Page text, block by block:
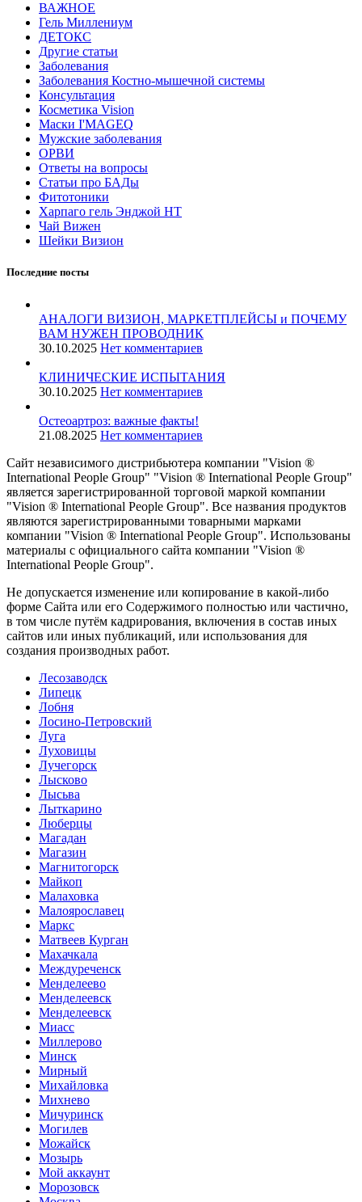
ВАЖНОЕ
Гель Миллениум
ДЕТОКС
Другие статьи
Заболевания
Заболевания Костно-мышечной системы
Консультация
Косметика Vision
Маски I'MAGEQ
Мужские заболевания
ОРВИ
Ответы на вопросы
Статьи про БАДы
Фитотоники
Харпаго гель Энджой НТ
Чай Вижен
Шейки Визион
Последние посты
АНАЛОГИ ВИЗИОН, МАРКЕТПЛЕЙСЫ и ПОЧЕМУ
ВАМ НУЖЕН ПРОВОДНИК
30.10.2025 Нет комментариев
КЛИНИЧЕСКИЕ ИСПЫТАНИЯ
30.10.2025 Нет комментариев
️Остеоартроз: важные факты!
21.08.2025 Нет комментариев
Сайт независимого дистрибьютера компании "Vision ®
International People Group" "Vision ® International People Group"
является зарегистрированной торговой маркой компании
"Vision ® International People Group". Все названия продуктов
являются зарегистрированными товарными марками
компании "Vision ® International People Group". Использованы
материалы с официального сайта компании "Vision ®
International People Group".
Не допускается изменение или копирование в какой-либо
форме Сайта или его Содержимого полностью или частично,
в том числе путём кадрирования, включения в состав иных
сайтов или иных публикаций, или использования для
создания производных работ.
Лесозаводск
Липецк
Лобня
Лосино-Петровский
Луга
Луховицы
Лучегорск
Лысково
Лысьва
Лыткарино
Люберцы
Магадан
Магазин
Магнитогорск
Майкоп
Малаховка
Малоярославец
Маркс
Матвеев Курган
Махачкала
Междуреченск
Менделеево
Менделеевск
Менделеевск
Миасс
Миллерово
Минск
Мирный
Михайловка
Михнево
Мичуринск
Могилев
Можайск
Мозырь
Мой аккаунт
Морозовск